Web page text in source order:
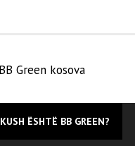
KUSH ËSHTË BB GREEN?